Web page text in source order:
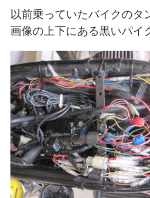
以前乗っていたバイクのタ
画像の上下にある黒いパイ